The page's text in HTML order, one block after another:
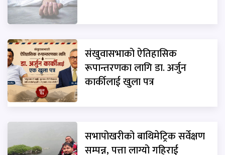
संखुवासभाको ऐतिहासिक
रूपान्तरणका लागि डा. अर्जुन
कार्कीलाई खुला पत्र
सभापोखरीको बाथिमेट्रिक सर्वेक्षण
सम्पन्न, पत्ता लाग्यो गहिराई